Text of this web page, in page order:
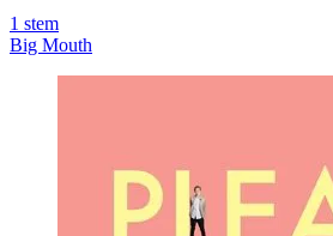
1 stem
Big Mouth